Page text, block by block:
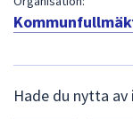
ä
Hade du nytta av